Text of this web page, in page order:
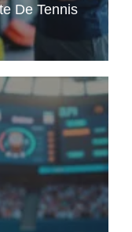
De Tennis